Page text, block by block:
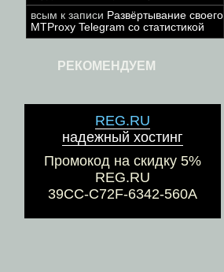
всым к записи Развёртывание своего
MTProxy Telegram со статистикой
РЕКОМЕНДУЕМ
REG.RU
надежный хостинг
Промокод на скидку 5%
REG.RU
39CC-C72F-6342-560A